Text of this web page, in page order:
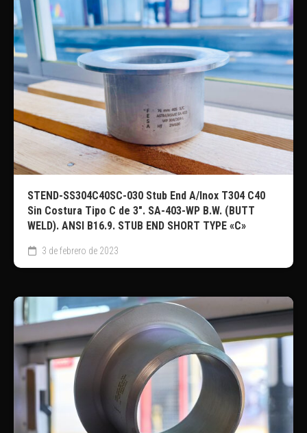
STEND-SS304C40SC-030 Stub End A/Inox T304 C40
Sin Costura Tipo C de 3″. SA-403-WP B.W. (BUTT
WELD). ANSI B16.9. STUB END SHORT TYPE «C»
3 de febrero de 2023